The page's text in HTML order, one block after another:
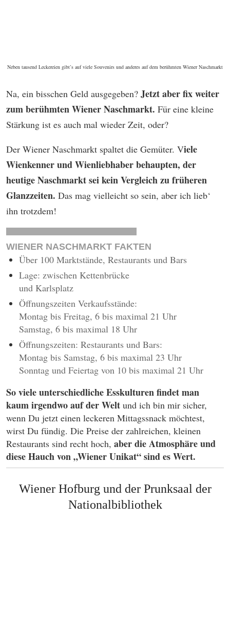
Neben tausend Leckereien gibt’s auf viele Souvenirs und anderes auf dem berühmten Wiener Naschmarkt
Na, ein bisschen Geld ausgegeben? Jetzt aber fix weiter
zum berühmten Wiener Naschmarkt. Für eine kleine
Stärkung ist es auch mal wieder Zeit, oder?
Der Wiener Naschmarkt spaltet die Gemüter. Viele
Wienkenner und Wienliebhaber behaupten, der
heutige Naschmarkt sei kein Vergleich zu früheren
Glanzzeiten. Das mag vielleicht so sein, aber ich lieb‘
ihn trotzdem!
WIENER NASCHMARKT FAKTEN
Über 100 Marktstände, Restaurants und Bars
Lage: zwischen Kettenbrücke
und Karlsplatz
Öffnungszeiten Verkaufsstände:
Montag bis Freitag, 6 bis maximal 21 Uhr
Samstag, 6 bis maximal 18 Uhr
Öffnungszeiten: Restaurants und Bars:
Montag bis Samstag, 6 bis maximal 23 Uhr
Sonntag und Feiertag von 10 bis maximal 21 Uhr
So viele unterschiedliche Esskulturen findet man
kaum irgendwo auf der Welt und ich bin mir sicher,
wenn Du jetzt einen leckeren Mittagssnack möchtest,
wirst Du fündig. Die Preise der zahlreichen, kleinen
Restaurants sind recht hoch, aber die Atmosphäre und
diese Hauch von „Wiener Unikat“ sind es Wert.
Wiener Hofburg und der Prunksaal der
Nationalbibliothek